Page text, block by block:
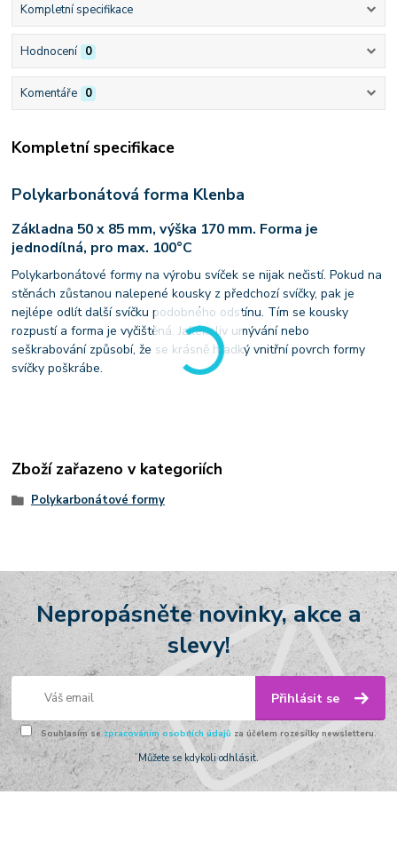
Kompletní specifikace
Hodnocení 0
Komentáře 0
Kompletní specifikace
Polykarbonátová forma Klenba
Základna 50 x 85 mm, výška 170 mm. Forma je
jednodílná, pro max. 100°C
Polykarbonátové formy na výrobu svíček se nijak nečistí. Pokud na
stěnách zůstanou nalepené kousky z předchozí svíčky, pak je
nejlépe odlít další svíčku podobného odstínu. Tím se kousky
rozpustí a forma je vyčištěná. Jakékoliv umývání nebo
seškrabování způsobí, že se krásně hladký vnitřní povrch formy
svíčky poškrábe.
Zboží zařazeno v kategoriích
Polykarbonátové formy
Nepropásněte novinky, akce a
slevy!
Přihlásit se
Souhlasím se zpracováním osobních údajů za účelem rozesílky newsletteru.
Můžete se kdykoli odhlásit.